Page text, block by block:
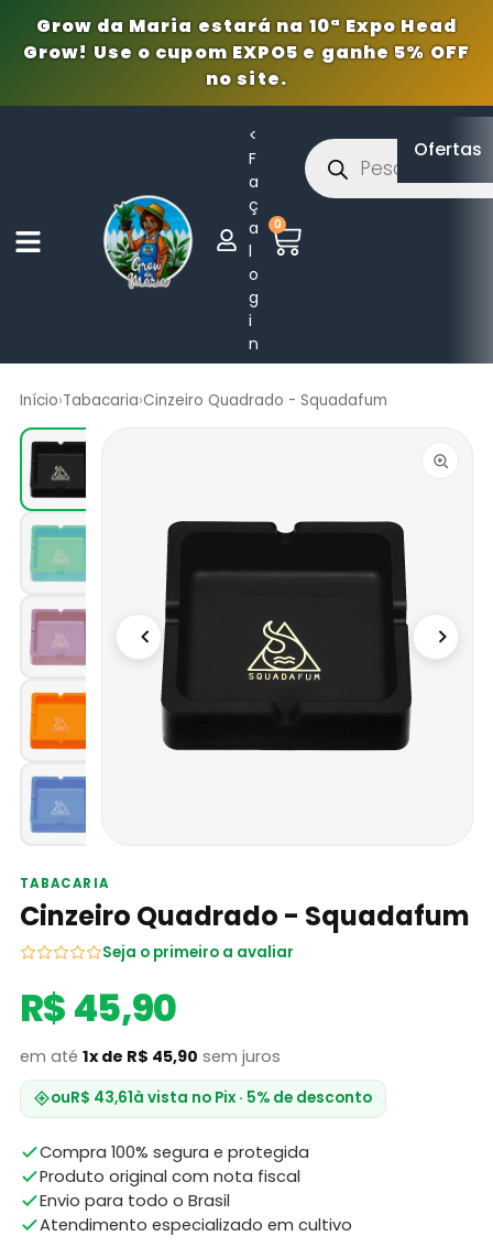
Grow da Maria estará na 10ª Expo Head
Grow! Use o cupom EXPO5 e ganhe 5% OFF
no site.
<
F
a
ç
a
l
o
g
i
n
0
Ofertas
Início›Tabacaria›Cinzeiro Quadrado - Squadafum
TABACARIA
Cinzeiro Quadrado - Squadafum
Seja o primeiro a avaliar
R$ 45,90
em até 1x de R$ 45,90 sem juros
ouR$ 43,61à vista no Pix · 5% de desconto
Compra 100% segura e protegida
Produto original com nota fiscal
Envio para todo o Brasil
Atendimento especializado em cultivo